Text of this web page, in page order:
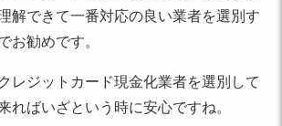
解できて一番対応の良い業者を選別す
お勧めです。
レジットカード現金化業者を選別して
ればいざという時に安心ですね。